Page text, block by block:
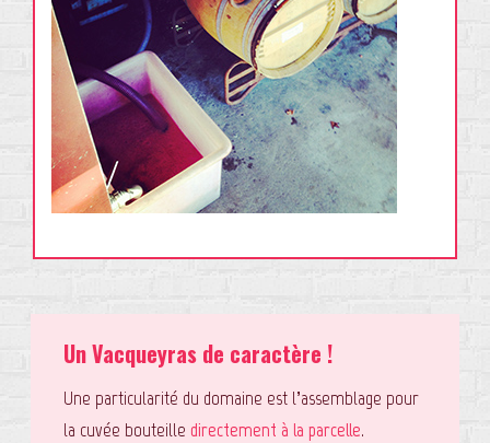
Un Vacqueyras de caractère !
Une particularité du domaine est l’assemblage pour
la cuvée bouteille directement à la parcelle.